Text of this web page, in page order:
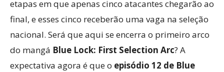
etapas em que apenas cinco atacantes chegarão ao
final, e esses cinco receberão uma vaga na seleção
nacional. Será que aqui se encerra o primeiro arco
do mangá Blue Lock: First Selection Arc? A
expectativa agora é que o episódio 12 de Blue